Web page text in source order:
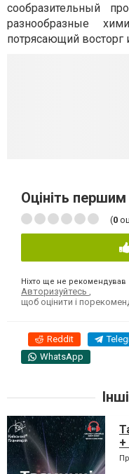
сообразительный
разнообразные
потрясающий восторг
Оцініть першим
(0
Ніхто ще не рекомендував
Авторизуйтесь ,
щоб оцінити і
Reddit
WhatsApp
+